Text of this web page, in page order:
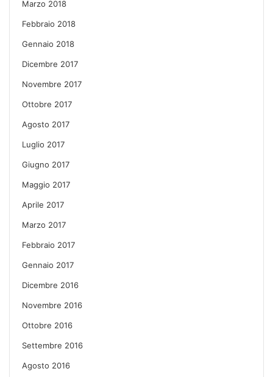
Marzo 2018
Febbraio 2018
Gennaio 2018
Dicembre 2017
Novembre 2017
Ottobre 2017
Agosto 2017
Luglio 2017
Giugno 2017
Maggio 2017
Aprile 2017
Marzo 2017
Febbraio 2017
Gennaio 2017
Dicembre 2016
Novembre 2016
Ottobre 2016
Settembre 2016
Agosto 2016